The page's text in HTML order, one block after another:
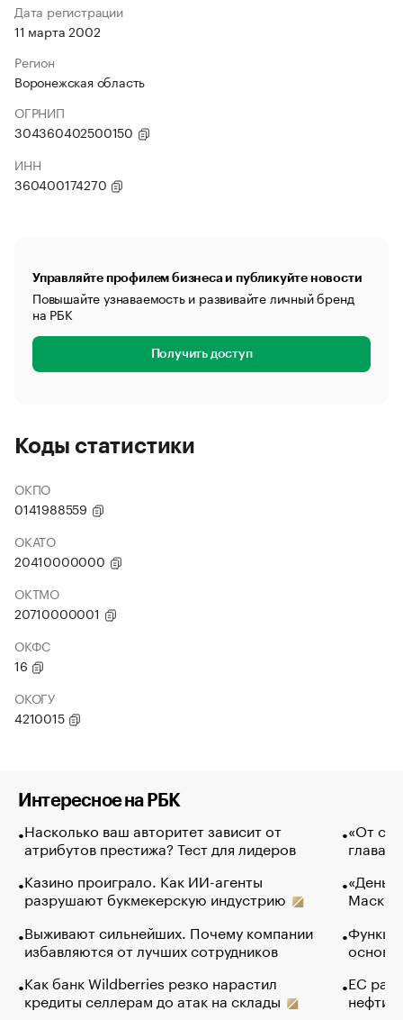
Дата регистрации
11 марта 2002
Регион
Воронежская область
ОГРНИП
304360402500150
ИНН
360400174270
Управляйте профилем бизнеса и публикуйте новости
Повышайте узнаваемость и развивайте личный бренд
на РБК
Получить доступ
Коды статистики
ОКПО
0141988559
ОКАТО
20410000000
ОКТМО
20710000001
ОКФС
16
ОКОГУ
4210015
Интересное на РБК
Насколько ваш авторитет зависит от
атрибутов престижа? Тест для лидеров
Казино проиграло. Как ИИ-агенты
разрушают букмекерскую индустрию
Выживают сильнейших. Почему компании
избавляются от лучших сотрудников
Как банк Wildberries резко нарастил
кредиты селлерам до атак на склады
«От
глава
Маск в
основ
ЕС
нефти